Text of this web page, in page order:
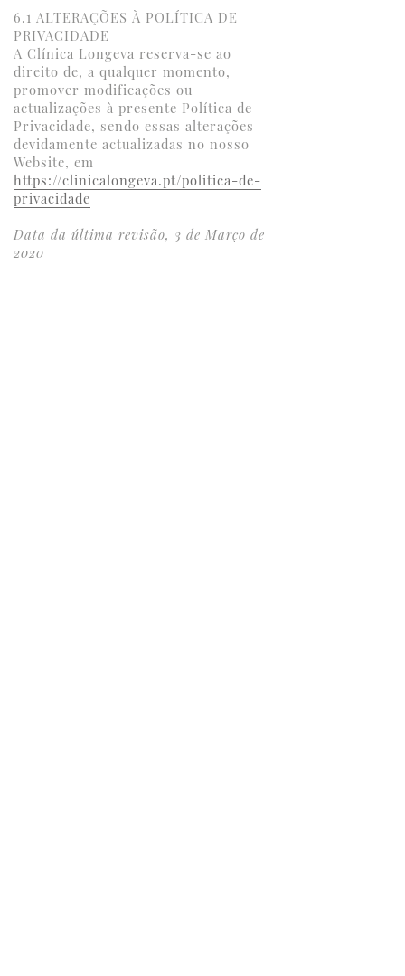
6.1 ALTERAÇÕES À POLÍTICA DE
PRIVACIDADE
A Clínica Longeva reserva-se ao
direito de, a qualquer momento,
promover modificações ou
actualizações à presente Política de
Privacidade, sendo essas alterações
devidamente actualizadas no nosso
Website, em
https://clinicalongeva.pt/politica-de-
privacidade
Data da última revisão, 3 de Março de
2020